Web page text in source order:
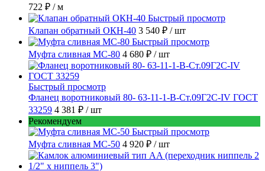
722 ₽ / м
Быстрый просмотр
Клапан обратный ОКН-40 3 540 ₽ / шт
Быстрый просмотр
Муфта сливная МС-80 4 680 ₽ / шт
Быстрый просмотр
Фланец воротниковый 80- 63-11-1-B-Ст.09Г2С-IV ГОСТ
33259 4 381 ₽ / шт
Рекомендуем
Быстрый просмотр
Муфта сливная МС-50 4 920 ₽ / шт